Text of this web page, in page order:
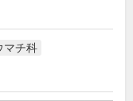
マチ科